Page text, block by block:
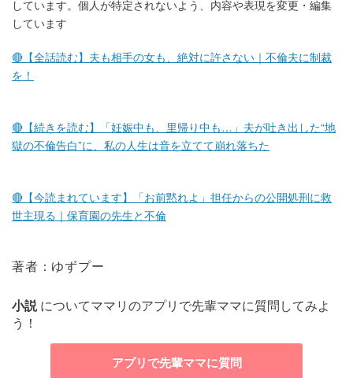
しています。個人が特定されないよう、内容や表現を変更・編集
しています
🔴【全話読む】夫も相手の女も、絶対に許さない｜不倫夫に制裁
を！
🔴【続きを読む】「妊娠中も、里帰り中も…」夫が吐き出した“地
獄の不倫告白”に、私の人生は音を立てて崩れ落ちた
🔴【今読まれています】「お前黙れよ」担任からの公開処刑に救
世主現る｜保育園の先生と不倫
著者：ゆずプー
小説についてママリのアプリで先輩ママに質問してみよ
う！
アプリで先輩ママに質問